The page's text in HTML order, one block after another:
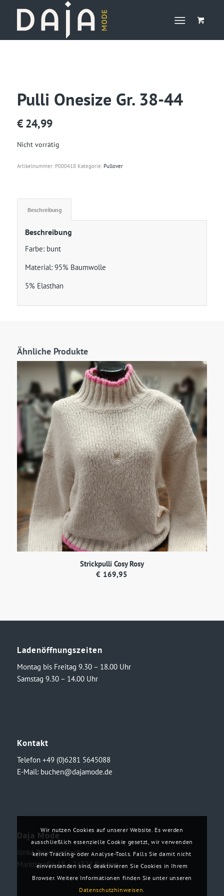
Pulli Onesize Gr. 38-44
€ 24,99
Nicht vorrätig
Artikelnummer: P000418 Kategorie: Pullover
Beschreibung
Beschreibung
Farbe: bunt
Material: 95% Baumwolle
5% Elasthan
Ähnliche Produkte
Strickpulli Cosy Rosy
€ 169,95
Ladenöffnungszeiten
Montag bis Freitag 9.30 – 18.00 Uhr
Samstag 9.30 – 14.00 Uhr
Kontakt
Telefon +49 (0)6281 5645088
E-Mail: buchen@dajamode.de
Daja Mode
Ilinka Ronellenfitsch
Marktstraße 18・74722 Buchen
Wir nutzen Cookies auf unserer Website. Es werden
ausschließlich essenzielle Cookie gesetzt, wir verwenden
keine Tracking- oder Analyse-Tools. Falls Sie damit nicht
einverstanden sind, deaktivieren Sie Cookies in Ihrem
Browser. Weitere Informationen finden Sie unter unseren
Datenschutzhinweisen.